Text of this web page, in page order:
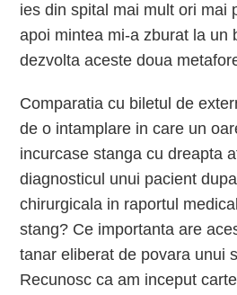
ies din spital mai mult ori mai
apoi mintea mi-a zburat la un
dezvolta aceste doua
Comparatia cu biletul de
de o intamplare in care un
incurcase stanga cu dreapta
diagnosticul unui pacient
chirurgicala in raportul
stang? Ce importanta are
tanar eliberat de povara unui
Recunosc ca am inceput